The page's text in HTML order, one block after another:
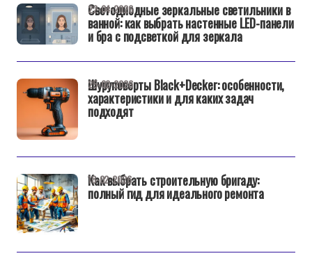
Светодиодные зеркальные светильники в
ванной: как выбрать настенные LED-панели
и бра с подсветкой для зеркала
22-04-2026
Шуруповерты Black+Decker: особенности,
характеристики и для каких задач
подходят
25-02-2026
Как выбрать строительную бригаду:
полный гид для идеального ремонта
18-02-2026